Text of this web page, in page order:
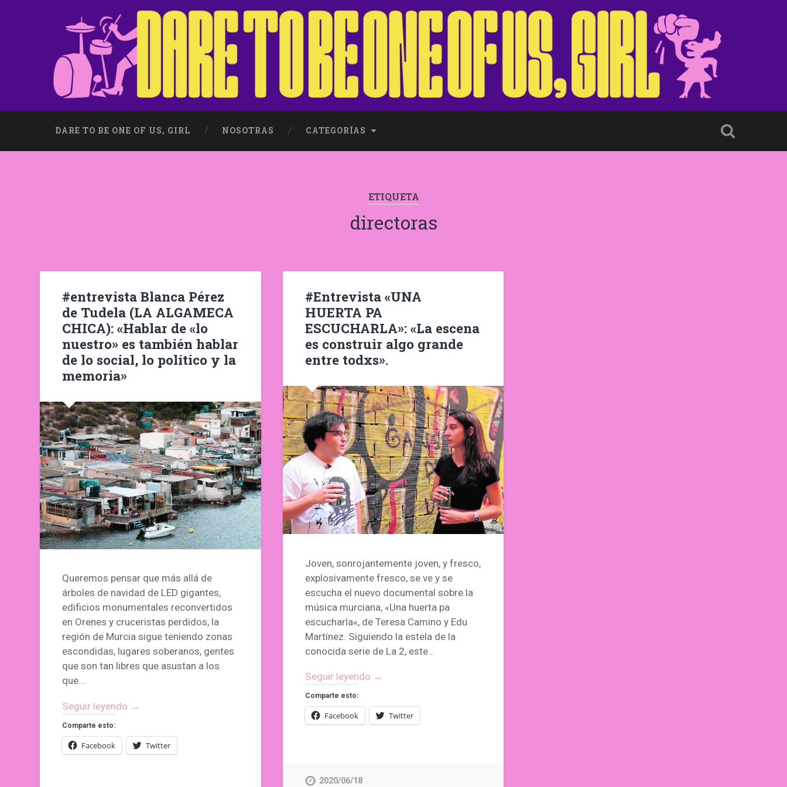
DARE TO BE ONE OF US, GIRL NOSOTRAS CATEGORÍAS
ETIQUETA
directoras
#entrevista Blanca Pérez
de Tudela (LA ALGAMECA
CHICA): «Hablar de «lo
nuestro» es también hablar
de lo social, lo político y la
memoria»
Queremos pensar que más allá de
árboles de navidad de LED gigantes,
edificios monumentales reconvertidos
en Orenes y cruceristas perdidos, la
región de Murcia sigue teniendo zonas
escondidas, lugares soberanos, gentes
que son tan libres que asustan a los
que…
Seguir leyendo →
Comparte esto:
Facebook Twitter
#Entrevista «UNA
HUERTA PA
ESCUCHARLA»: «La escena
es construir algo grande
entre todxs».
Joven, sonrojantemente joven, y fresco,
explosivamente fresco, se ve y se
escucha el nuevo documental sobre la
música murciana, «Una huerta pa
escucharla«, de Teresa Camino y Edu
Martínez. Siguiendo la estela de la
conocida serie de La 2, este…
Seguir leyendo →
Comparte esto:
Facebook Twitter
2020/06/18